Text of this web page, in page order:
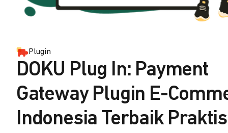
Plugin
DOKU Plug In: Payment
Gateway Plugin E-
Indonesia Terbaik Praktis